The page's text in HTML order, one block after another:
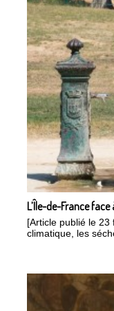
L’Île-de-France face
[Article publié le
climatique, les